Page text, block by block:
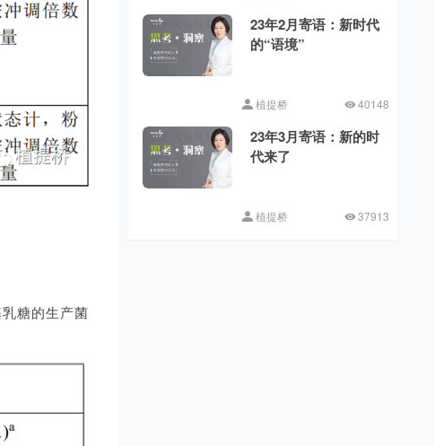
糖的生产菌
23年2月寄语：新时代
的“语境”
植提桥 40148
23年3月寄语：新的时
代来了
植提桥 37913